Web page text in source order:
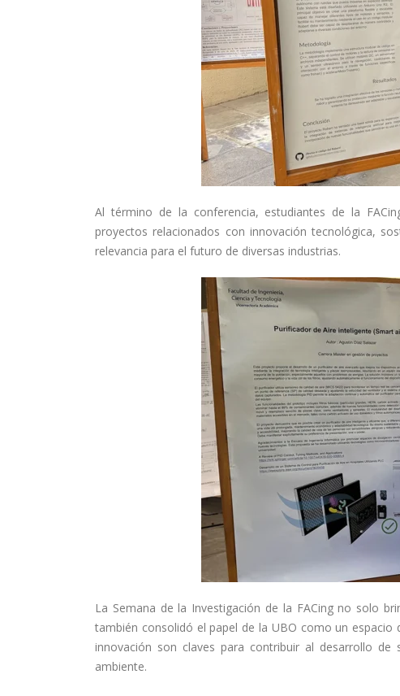
Al término de la conferencia, estudiantes de la
proyectos relacionados con innovación tecnológica,
relevancia para el futuro de diversas industrias.
La Semana de la Investigación de la FACing no solo
también consolidó el papel de la UBO como un
innovación son claves para contribuir al desarrollo
ambiente.